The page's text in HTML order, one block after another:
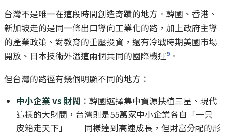
台灣不是唯一在這段時間創造奇蹟的地方。韓國、香港、
新加坡走的是同一條出口導向工業化的路，加上政府主導
的產業政策、對教育的重壓投資，還有冷戰時期美國市場
開放、日本技術外溢這兩個共同的國際機運9 。
但台灣的路徑有幾個明顯不同的地方：
中小企業 vs 財閥 ：韓國選擇集中資源扶植三星、現代
這樣的大財閥，台灣則是55萬家中小企業各自「一只
皮箱走天下」——同樣達到高速成長，但財富分配的形